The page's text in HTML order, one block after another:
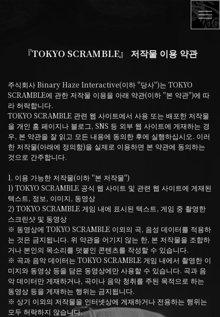
『TOKYO SCRAMBLE』 저작물 이용 약관
주식회사 Binary Haze Interactive(이하 "당사")는 TOKYO
SCRAMBLE에 관한 저작물 이용을 아래 약관(이하 "본 약관")에 따
라 허락합니다.
TOKYO SCRAMBLE 관련 웹 사이트에서 사용 또는 배포한 저작물
을 개인 홈 페이지나 블로그, SNS 등 외부 웹 사이트에 게재하는 경
우, 본 약관을 잘 읽고 모든 내용에 동의한 후에 실행하십시오. 이러
한 저작물(아래에 정의함)을 실제로 이용하면 본 약관에 동의하는
것으로 간주합니다.
1. 이용 가능한 저작물(이하 "본 저작물")
1) TOKYO SCRAMBLE 공식 웹 사이트 및 관련 웹 사이트에 게재된
텍스트, 정보, 이미지, 동영상
2) TOKYO SCRAMBLE 게임 내에 표시된 텍스트, 게임 중 촬영한
스크린샷 및 동영상
※ 동영상에 TOKYO SCRAMBLE 이외의 곡, 음성 데이터를 적용하
는 것은 금지됩니다. 위 약관을 어기지 않는 한, 본 저작물을 조합하
거나 본인의 목소리를 덧붙인 콘텐츠를 작성할 수 있습니다.
※ 곡과 음악 데이터는 TOKYO SCRAMBLE 게임 내에서 촬영한 이
미지와 동영상 등을 담은 동영상에만 사용할 수 있습니다. 곡과 음
악 데이터만 게재하거나, 곡이나 음악 청취를 주된 목적으로 하는
동영상 등을 게재하는 행위는 금지됩니다.
※ 상기 이외의 저작물을 인터넷상에 게재하거나 전용하는 행위는
모두 허락하지 않습니다.